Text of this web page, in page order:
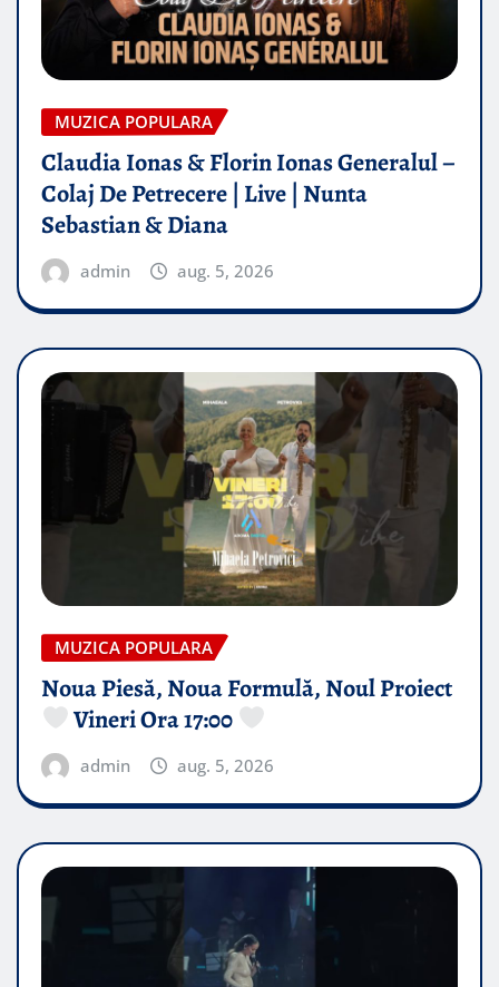
MUZICA POPULARA
Claudia Ionas & Florin Ionas Generalul –
Colaj De Petrecere | Live | Nunta
Sebastian & Diana
admin aug. 5, 2026
MUZICA POPULARA
Noua Piesă, Noua Formulă, Noul Proiect
Vineri Ora 17:00
admin aug. 5, 2026